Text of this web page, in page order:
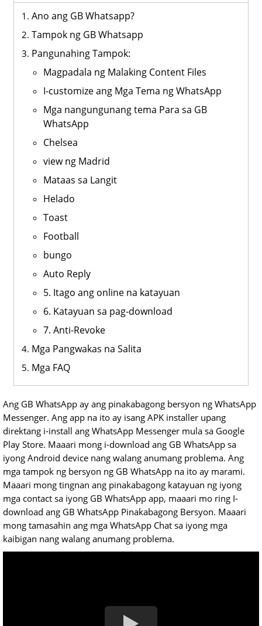
Ano ang GB Whatsapp?
Tampok ng GB Whatsapp
Pangunahing Tampok:
Magpadala ng Malaking Content Files
I-customize ang Mga Tema ng WhatsApp
Mga nangungunang tema Para sa GB
WhatsApp
Chelsea
view ng Madrid
Mataas sa Langit
Helado
Toast
Football
bungo
Auto Reply
5. Itago ang online na katayuan
6. Katayuan sa pag-download
7. Anti-Revoke
Mga Pangwakas na Salita
Mga FAQ
Ang GB WhatsApp ay ang pinakabagong bersyon ng WhatsApp
Messenger. Ang app na ito ay isang APK installer upang
direktang i-install ang WhatsApp Messenger mula sa Google
Play Store. Maaari mong i-download ang GB WhatsApp sa
iyong Android device nang walang anumang problema. Ang
mga tampok ng bersyon ng GB WhatsApp na ito ay marami.
Maaari mong tingnan ang pinakabagong katayuan ng iyong
mga contact sa iyong GB WhatsApp app, maaari mo ring I-
download ang GB WhatsApp Pinakabagong Bersyon. Maaari
mong tamasahin ang mga WhatsApp Chat sa iyong mga
kaibigan nang walang anumang problema.